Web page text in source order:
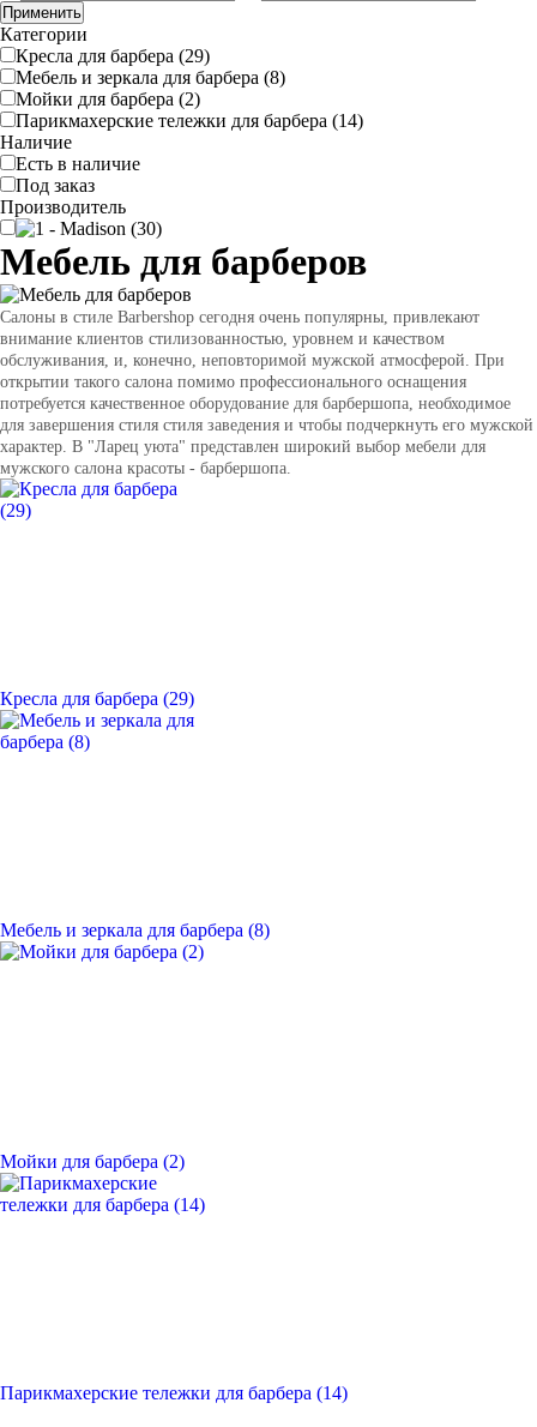
Категории
Кресла для барбера (29)
Мебель и зеркала для барбера (8)
Мойки для барбера (2)
Парикмахерские тележки для барбера (14)
Наличие
Есть в наличие
Под заказ
Производитель
Мебель для барберов
Салоны в стиле Barbershop сегодня очень популярны, привлекают
внимание клиентов стилизованностью, уровнем и качеством
обслуживания, и, конечно, неповторимой мужской атмосферой. При
открытии такого салона помимо профессионального оснащения
потребуется качественное оборудование для барбершопа, необходимое
для завершения стиля стиля заведения и чтобы подчеркнуть его мужской
характер. В "Ларец уюта" представлен широкий выбор мебели для
мужского салона красоты - барбершопа.
Кресла для барбера (29)
Мебель и зеркала для барбера (8)
Мойки для барбера (2)
Парикмахерские тележки для барбера (14)